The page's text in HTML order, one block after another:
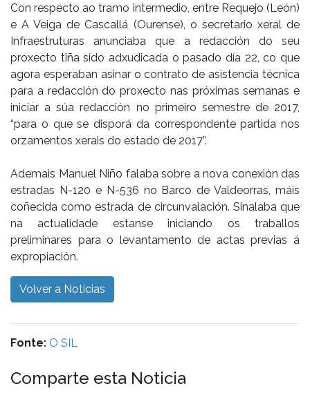
Con respecto ao tramo intermedio, entre Requejo (León)
e A Veiga de Cascallá (Ourense), o secretario xeral de
Infraestruturas anunciaba que a redacción do seu
proxecto tiña sido adxudicada o pasado día 22, co que
agora esperaban asinar o contrato de asistencia técnica
para a redacción do proxecto nas próximas semanas e
iniciar a súa redacción no primeiro semestre de 2017,
“para o que se disporá da correspondente partida nos
orzamentos xerais do estado de 2017”.
Ademais Manuel Niño falaba sobre a nova conexión das
estradas N-120 e N-536 no Barco de Valdeorras, máis
coñecida como estrada de circunvalación. Sinalaba que
na actualidade estanse iniciando os traballos
preliminares para o levantamento de actas previas á
expropiación.
Volver a Noticias
Fonte: O SIL
Comparte esta Noticia